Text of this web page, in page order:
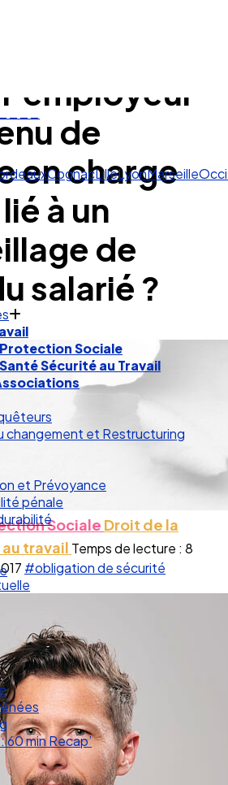
CognacLilleLyonMarseille
Sociale
Sécurité au Travail
changement et Restructuring
et Prévoyance
pénale
60 min Recap’
de
en charge
à un
de
salarié ?
Sociale Droit de la
travail Temps de lecture : 8
#obligation de sécurité